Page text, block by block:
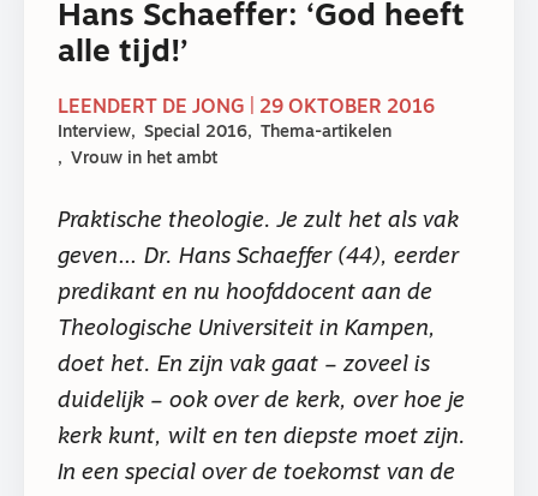
Hans Schaeffer: ‘God heeft
alle tijd!’
LEENDERT DE JONG | 29 OKTOBER 2016
Interview Special 2016
Thema-artikelen
Vrouw in het ambt
Praktische theologie. Je zult het als vak
geven… Dr. Hans Schaeffer (44), eerder
predikant en nu hoofddocent aan de
Theologische Universiteit in Kampen,
doet het. En zijn vak gaat – zoveel is
duidelijk – ook over de kerk, over hoe je
kerk kunt, wilt en ten diepste moet zijn.
In een special over de toekomst van de